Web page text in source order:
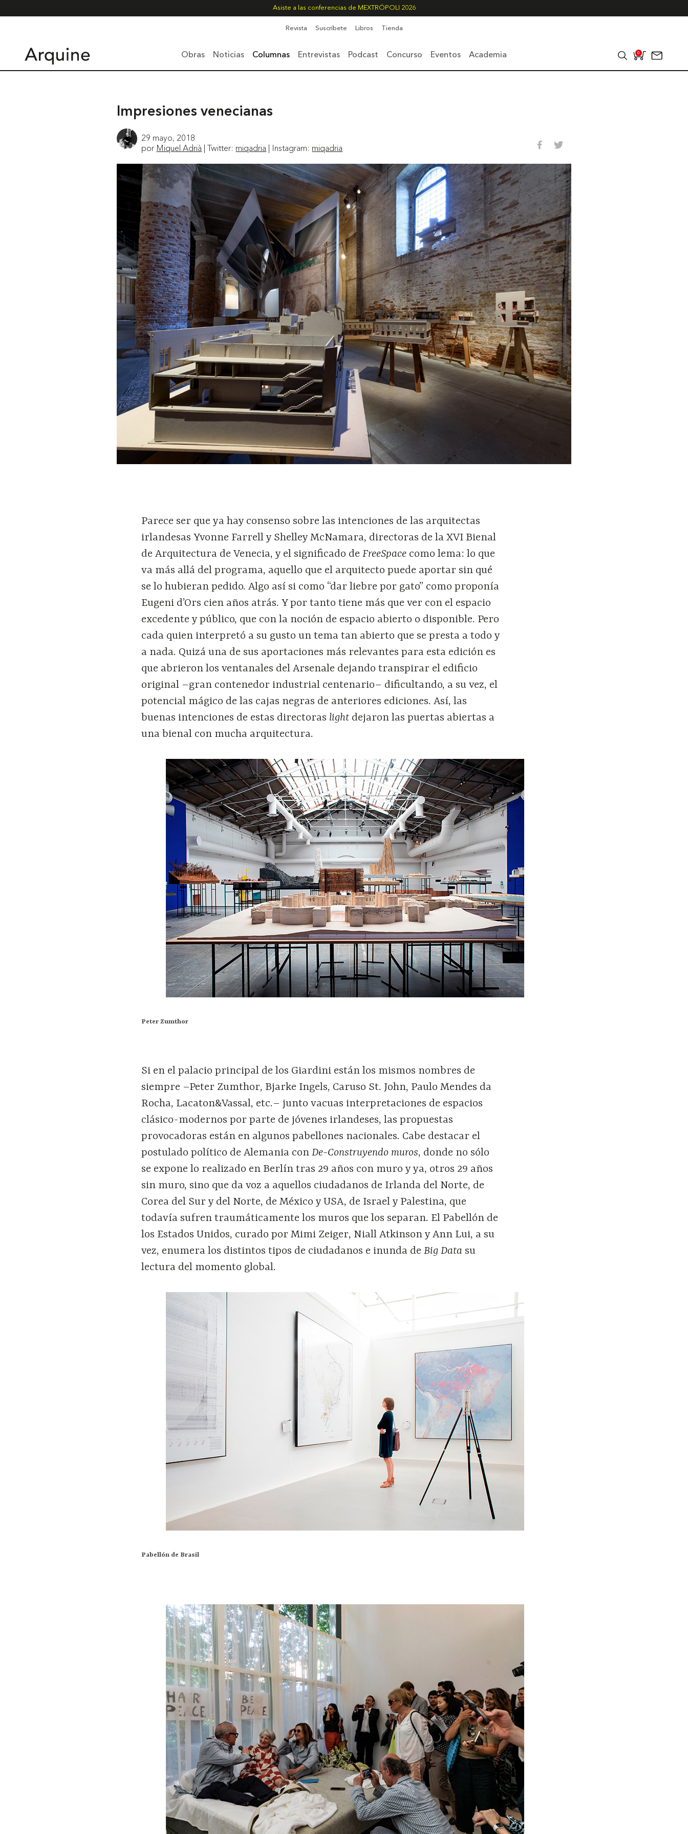
Asiste a las conferencias de MEXTRÓPOLI 2026
Revista Suscríbete Libros Tienda
Obras Noticias Columnas Entrevistas Podcast Concurso Eventos Academia 0
Impresiones venecianas
29 mayo, 2018
por Miquel Adrià | Twitter: miqadria | Instagram: miqadria
Parece ser que ya hay consenso sobre las intenciones de las arquitectas
irlandesas Yvonne Farrell y Shelley McNamara, directoras de la XVI Bienal
de Arquitectura de Venecia, y el significado deFreeSpace como lema: lo que
va más allá del programa, aquello que el arquitecto puede aportar sin qué
se lo hubieran pedido. Algo así si como “dar liebre por gato” como proponía
Eugeni d’Ors cien años atrás. Y por tanto tiene más que ver con el espacio
excedente y público, que con la noción de espacio abierto o disponible. Pero
cada quien interpretó a su gusto un tema tan abierto que se presta a todo y
a nada. Quizá una de sus aportaciones más relevantes para esta edición es
que abrieron los ventanales del Arsenale dejando transpirar el edificio
original –gran contenedor industrial centenario– dificultando, a su vez, el
potencial mágico de las cajas negras de anteriores ediciones. Así, las
buenas intenciones de estas directoras light dejaron las puertas abiertas a
una bienal con mucha arquitectura.
Peter Zumthor
Si en el palacio principal de los Giardini están los mismos nombres de
siempre –Peter Zumthor, Bjarke Ingels, Caruso St. John, Paulo Mendes da
Rocha, Lacaton&Vassal, etc.– junto vacuas interpretaciones de espacios
clásico-modernos por parte de jóvenes irlandeses, las propuestas
provocadoras están en algunos pabellones nacionales. Cabe destacar el
postulado político de Alemania conDe-Construyendo muros, donde no sólo
se expone lo realizado en Berlín tras 29 años con muro y ya, otros 29 años
sin muro, sino que da voz a aquellos ciudadanos de Irlanda del Norte, de
Corea del Sur y del Norte, de México y USA, de Israel y Palestina, que
todavía sufren traumáticamente los muros que los separan. El Pabellón de
los Estados Unidos, curado por Mimi Zeiger, Niall Atkinson y Ann Lui, a su
vez, enumera los distintos tipos de ciudadanos e inunda deBig Data su
lectura del momento global.
Pabellón de Brasil